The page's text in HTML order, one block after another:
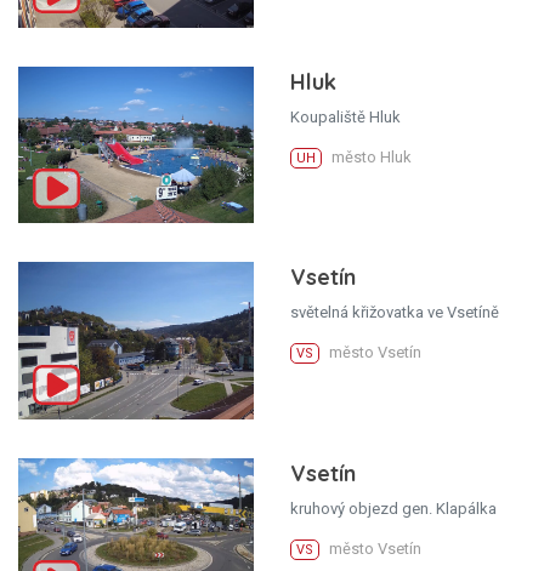
Hluk
Koupaliště Hluk
UH město Hluk
Vsetín
světelná křižovatka ve Vsetíně
VS město Vsetín
Vsetín
kruhový objezd gen. Klapálka
VS město Vsetín